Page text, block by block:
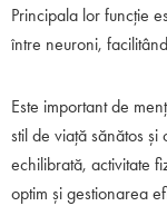
Principala lor funcție
între neuroni,
Este important de
stil de viață sănătos
echilibrată, activitate
optim și gestionarea